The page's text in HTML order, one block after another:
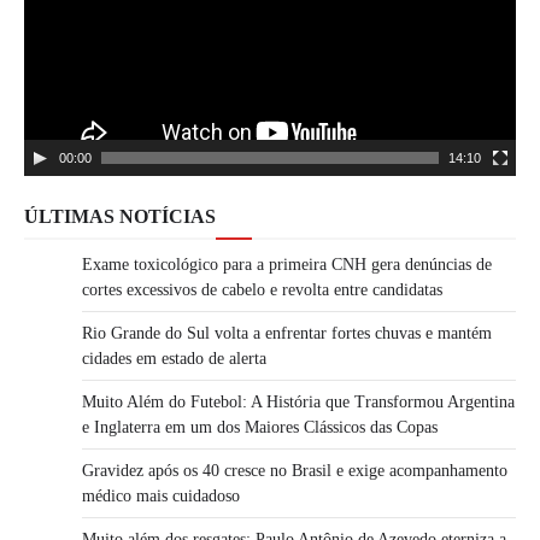
00:00 14:10
ÚLTIMAS NOTÍCIAS
Exame toxicológico para a primeira CNH gera denúncias de
cortes excessivos de cabelo e revolta entre candidatas
Rio Grande do Sul volta a enfrentar fortes chuvas e mantém
cidades em estado de alerta
Muito Além do Futebol: A História que Transformou Argentina
e Inglaterra em um dos Maiores Clássicos das Copas
Gravidez após os 40 cresce no Brasil e exige acompanhamento
médico mais cuidadoso